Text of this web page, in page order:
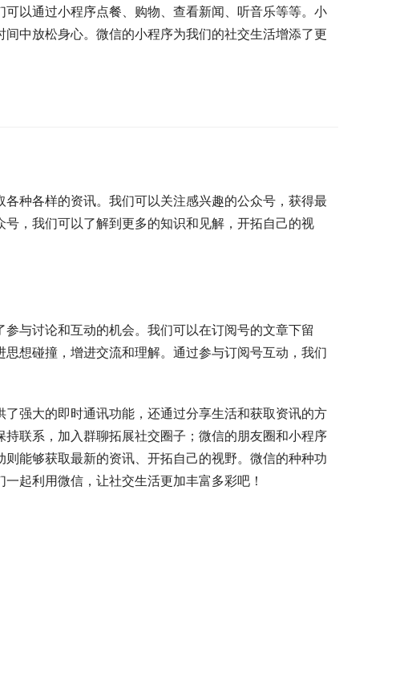
以通过小程序点餐、购物、查看新闻、听音乐等等。小
中放松身心。微信的小程序为我们的社交生活增添了更
种各样的资讯。我们可以关注感兴趣的公众号，获得最
，我们可以了解到更多的知识和见解，开拓自己的视
与讨论和互动的机会。我们可以在订阅号的文章下留
想碰撞，增进交流和理解。通过参与订阅号互动，我们
强大的即时通讯功能，还通过分享生活和获取资讯的方
联系，加入群聊拓展社交圈子；微信的朋友圈和小程序
能够获取最新的资讯、开拓自己的视野。微信的种种功
起利用微信，让社交生活更加丰富多彩吧！